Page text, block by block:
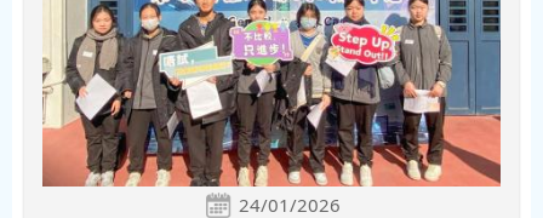
24/01/2026